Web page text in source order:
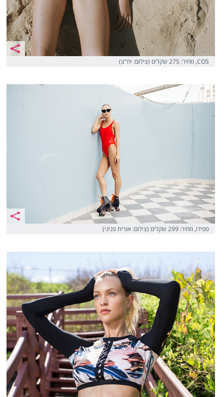
COS, מחיר: 275 שקלים (צילום: יח"צ)
ספידו, מחיר: 299 שקלים (צילום: אורית פניני)